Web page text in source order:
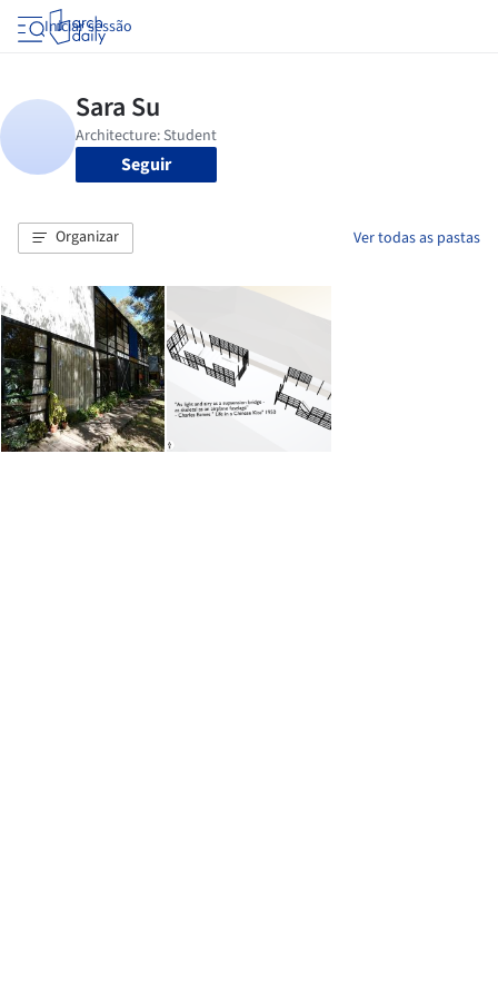
Iniciar sessão
Seguir
Organizar Ver todas as pastas